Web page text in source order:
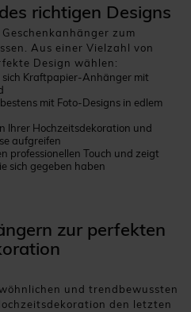
richtigen Designs
zum
Aus einer Vielzahl von
Design wählen:
sich Kraftpapier-Anhänger mit
mit Foto-Designs in edlem
Ihrer Hochzeitsdekoration und
aufgreifen
professionellen Touch und zeigt
sich gegeben haben
zur perfekten
und trendbewussten
den letzten